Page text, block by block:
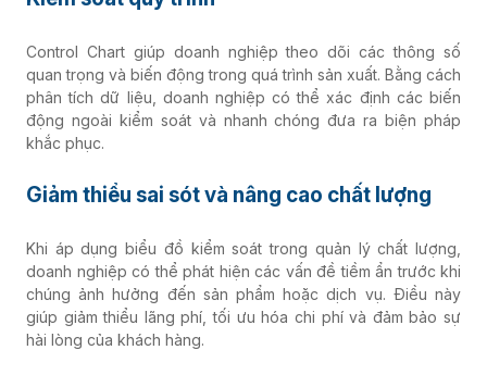
Control Chart giúp doanh nghiệp theo dõi các thông số
quan trọng và biến động trong quá trình sản xuất. Bằng cách
phân tích dữ liệu, doanh nghiệp có thể xác định các biến
động ngoài kiểm soát và nhanh chóng đưa ra biện pháp
khắc phục.
Giảm thiểu sai sót và nâng cao chất lượng
Khi áp dụng biểu đồ kiểm soát trong quản lý chất lượng,
doanh nghiệp có thể phát hiện các vấn đề tiềm ẩn trước khi
chúng ảnh hưởng đến sản phẩm hoặc dịch vụ. Điều này
giúp giảm thiểu lãng phí, tối ưu hóa chi phí và đảm bảo sự
hài lòng của khách hàng.